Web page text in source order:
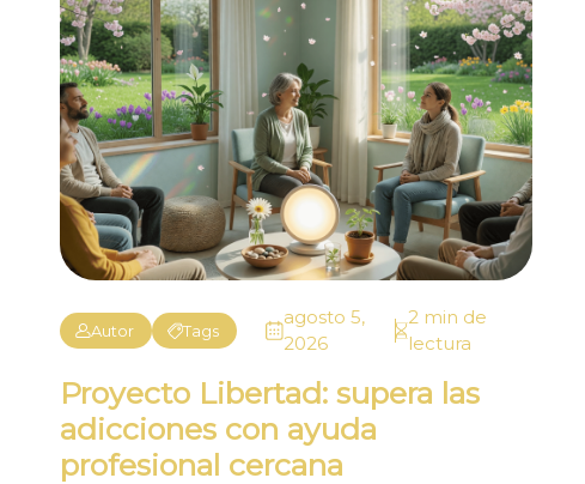
Autor Tags
agosto 5,
2026
2 min de
lectura
Proyecto Libertad: supera las
adicciones con ayuda
profesional cercana